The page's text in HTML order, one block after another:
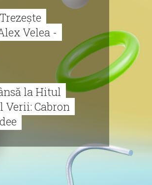
Velea -
la Hitul
Verii: Cabron